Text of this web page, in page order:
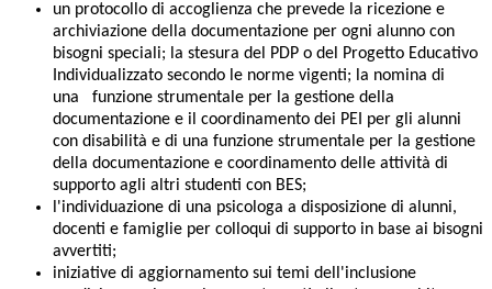
un protocollo di accoglienza che prevede la ricezione e
archiviazione della documentazione per ogni alunno con
bisogni speciali; la stesura del PDP o del Progetto Educativo
Individualizzato secondo le norme vigenti; la nomina di
una funzione strumentale per la gestione della
documentazione e il coordinamento dei PEI per gli alunni
con disabilità e di una funzione strumentale per la gestione
della documentazione e coordinamento delle attività di
supporto agli altri studenti con BES;
l'individuazione di una psicologa a disposizione di alunni,
docenti e famiglie per colloqui di supporto in base ai bisogni
avvertiti;
iniziative di aggiornamento sui temi dell'inclusione